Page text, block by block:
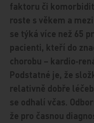
faktoru či
roste s věkem a
se týká více než 65
pacienti, kteří do
chorobu –
Podstatné je, že
relativně dobře
se odhalí včas.
že pro časnou